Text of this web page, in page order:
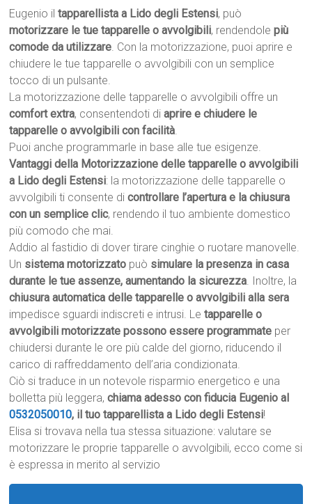
Eugenio iltapparellista a Lido degli Estensi, può
motorizzare le tue tapparelle o avvolgibili, rendendolepiù
comode da utilizzare. Con la motorizzazione, puoi aprire e
chiudere le tue tapparelle o avvolgibili con un semplice
tocco di un pulsante.
La motorizzazione delle tapparelle o avvolgibili offre un
comfort extra, consentendoti diaprire e chiudere le
tapparelle o avvolgibili con facilità.
Puoi anche programmarle in base alle tue esigenze.
Vantaggi della Motorizzazione delle tapparelle o avvolgibili
a Lido degli Estensi: la motorizzazione delle tapparelle o
avvolgibili ti consente dicontrollare l’apertura e la chiusura
con un semplice clic, rendendo il tuo ambiente domestico
più comodo che mai.
Addio al fastidio di dover tirare cinghie o ruotare manovelle.
Un sistema motorizzato può simulare la presenza in casa
durante le tue assenze, aumentando la sicurezza. Inoltre, la
chiusura automatica delle tapparelle o avvolgibili alla sera
impedisce sguardi indiscreti e intrusi. Letapparelle o
avvolgibili motorizzate possono essere programmate per
chiudersi durante le ore più calde del giorno, riducendo il
carico di raffreddamento dell’aria condizionata.
Ciò si traduce in un notevole risparmio energetico e una
bolletta più leggera,chiama adesso con fiducia Eugenio al
0532050010, il tuo tapparellista a Lido degli Estensi!
Elisa si trovava nella tua stessa situazione: valutare se
motorizzare le proprie tapparelle o avvolgibili, ecco come si
è espressa in merito al servizio